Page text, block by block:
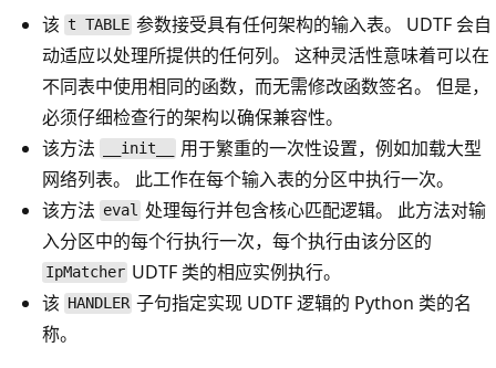
该 t TABLE 参数接受具有任何架构的输入表。 UDTF 会自
动适应以处理所提供的任何列。 这种灵活性意味着可以在
不同表中使用相同的函数，而无需修改函数签名。 但是，
必须仔细检查行的架构以确保兼容性。
该方法
__init__
用于繁重的一次性设置，例如加载大型
网络列表。 此工作在每个输入表的分区中执行一次。
该方法 eval 处理每行并包含核心匹配逻辑。 此方法对输
入分区中的每个行执行一次，每个执行由该分区的
IpMatcher UDTF 类的相应实例执行。
该 HANDLER 子句指定实现 UDTF 逻辑的 Python 类的名
称。